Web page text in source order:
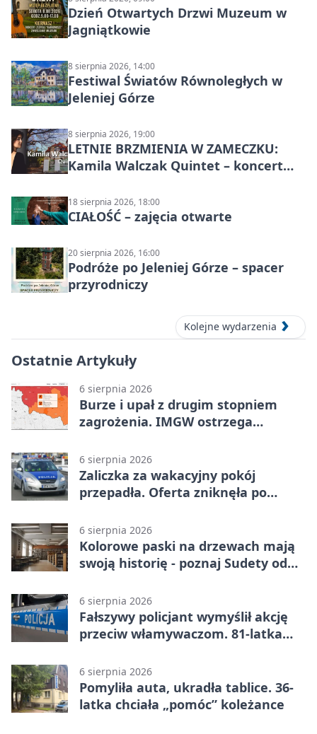
Dzień Otwartych Drzwi Muzeum w
Jagniątkowie
8 sierpnia 2026, 14:00
Festiwal Światów Równoległych w
Jeleniej Górze
8 sierpnia 2026, 19:00
LETNIE BRZMIENIA W ZAMECZKU:
Kamila Walczak Quintet – koncert
18 sierpnia 2026, 18:00
CIAŁOŚĆ – zajęcia otwarte
20 sierpnia 2026, 16:00
Podróże po Jeleniej Górze – spacer
przyrodniczy
Kolejne wydarzenia
Ostatnie Artykuły
6 sierpnia 2026
Burze i upał z drugim stopniem
zagrożenia. IMGW ostrzega
6 sierpnia 2026
Zaliczka za wakacyjny pokój
przepadła. Oferta zniknęła po
6 sierpnia 2026
Kolorowe paski na drzewach mają
swoją historię - poznaj Sudety od
6 sierpnia 2026
Fałszywy policjant wymyślił akcję
przeciw włamywaczom. 81-latka
6 sierpnia 2026
Pomyliła auta, ukradła tablice. 36-
latka chciała „pomóc” koleżance